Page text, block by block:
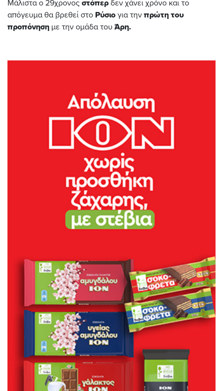
Μάλιστα ο 29χρονος στόπερ δεν χάνει χρόνο και το
απόγευμα θα βρεθεί στο Ρύσιο για την πρώτη του
προπόνηση με την ομάδα του Άρη.